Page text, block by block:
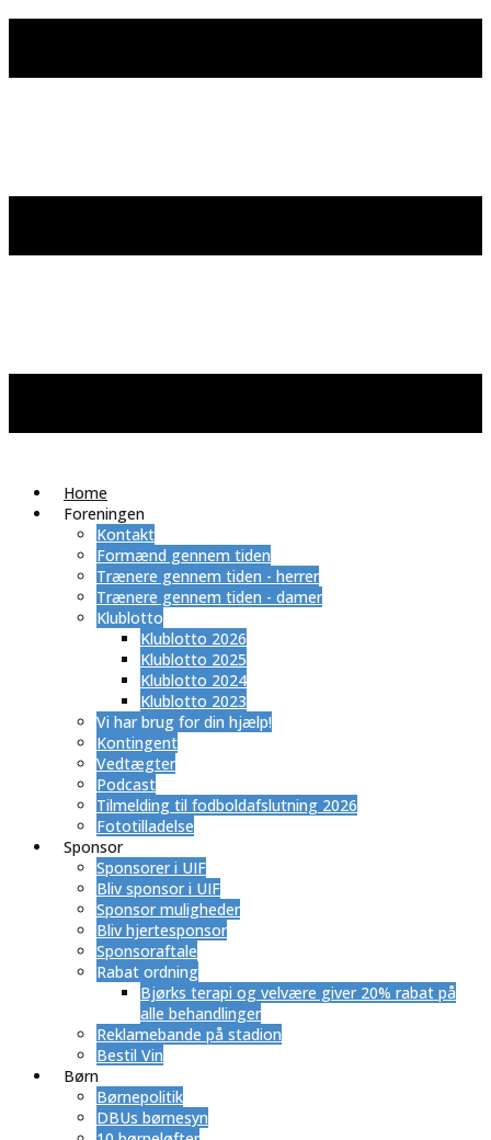
Home
Foreningen
Kontakt
Formænd gennem tiden
Trænere gennem tiden - herrer
Trænere gennem tiden - damer
Klublotto
Klublotto 2026
Klublotto 2025
Klublotto 2024
Klublotto 2023
Vi har brug for din hjælp!
Kontingent
Vedtægter
Podcast
Tilmelding til fodboldafslutning 2026
Fototilladelse
Sponsor
Sponsorer i UIF
Bliv sponsor i UIF
Sponsor muligheder
Bliv hjertesponsor
Sponsoraftale
Rabat ordning
​Bjørks terapi og velvære giver 20% rabat på
alle behandlinger
Reklamebande på stadion
Bestil Vin
Børn
Børnepolitik
DBUs børnesyn